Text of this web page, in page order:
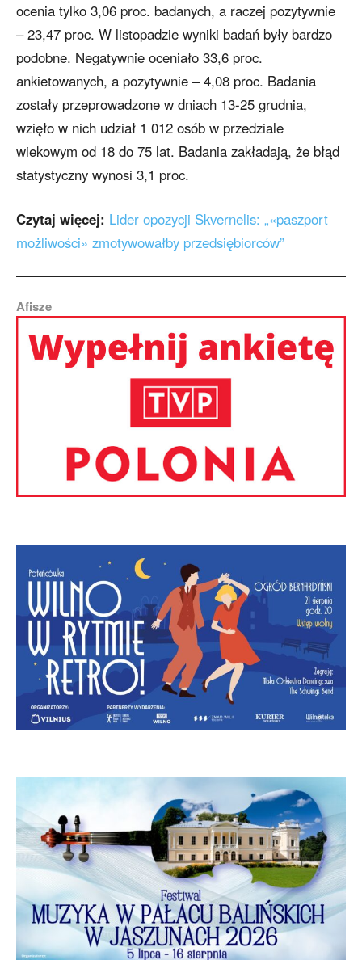
ocenia tylko 3,06 proc. badanych, a raczej pozytywnie
– 23,47 proc. W listopadzie wyniki badań były bardzo
podobne. Negatywnie oceniało 33,6 proc.
ankietowanych, a pozytywnie – 4,08 proc. Badania
zostały przeprowadzone w dniach 13-25 grudnia,
wzięło w nich udział 1 012 osób w przedziale
wiekowym od 18 do 75 lat. Badania zakładają, że błąd
statystyczny wynosi 3,1 proc.
Czytaj więcej: Lider opozycji Skvernelis: „«paszport
możliwości» zmotywowałby przedsiębiorców”
Afisze